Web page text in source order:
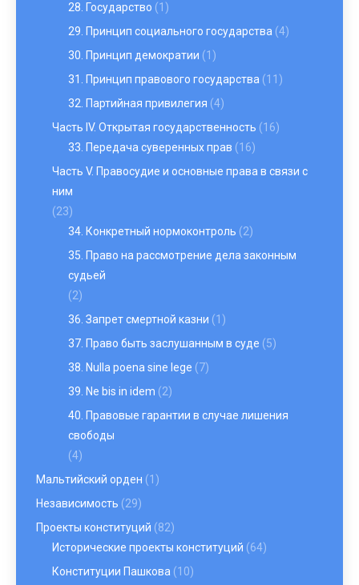
28. Государство (1)
29. Принцип социального государства (4)
30. Принцип демократии (1)
31. Принцип правового государства (11)
32. Партийная привилегия (4)
Часть IV. Открытая государственность (16)
33. Передача суверенных прав (16)
Часть V. Правосудие и основные права в связи с
ним
(23)
34. Конкретный нормоконтроль (2)
35. Право на рассмотрение дела законным
судьей
(2)
36. Запрет смертной казни (1)
37. Право быть заслушанным в суде (5)
38. Nulla poena sine lege (7)
39. Ne bis in idem (2)
40. Правовые гарантии в случае лишения
свободы
(4)
Мальтийский орден (1)
Независимость (29)
Проекты конституций (82)
Исторические проекты конституций (64)
Конституции Пашкова (10)